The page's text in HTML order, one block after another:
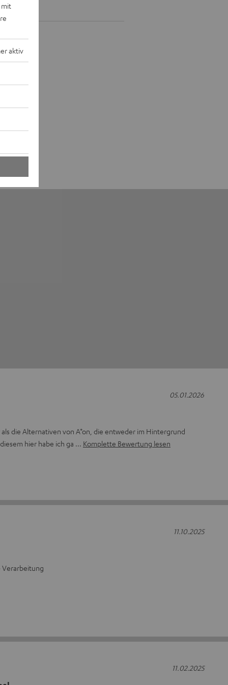
die Alternativen von A*on, die entweder im Hintergrund
hier habe ich ga
Komplette Bewertung lesen
05.01.2026
Verarbeitung
11.10.2025
11.02.2025
mit
aktiv